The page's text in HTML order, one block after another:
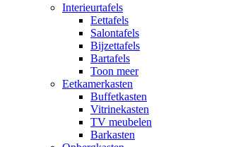
Interieurtafels
Eettafels
Salontafels
Bijzettafels
Bartafels
Toon meer
Eetkamerkasten
Buffetkasten
Vitrinekasten
TV meubelen
Barkasten